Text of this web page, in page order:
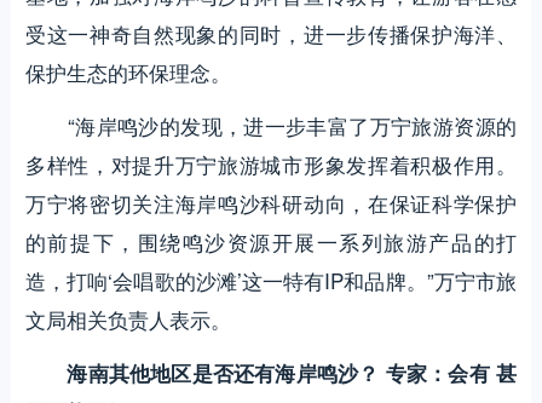
受这一神奇自然现象的同时，进一步传播保护海洋、
保护生态的环保理念。
“海岸鸣沙的发现，进一步丰富了万宁旅游资源的
多样性，对提升万宁旅游城市形象发挥着积极作用。
万宁将密切关注海岸鸣沙科研动向，在保证科学保护
的前提下，围绕鸣沙资源开展一系列旅游产品的打
造，打响‘会唱歌的沙滩’这一特有IP和品牌。”万宁市旅
文局相关负责人表示。
海南其他地区是否还有海岸鸣沙？ 专家：会有 甚